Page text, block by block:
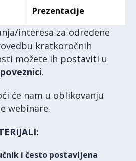
Prezentacije
interesa za određene
kratkoročnih
možete ih postaviti u
poveznici.
će nam u oblikovanju
webinare.
i često postavljena